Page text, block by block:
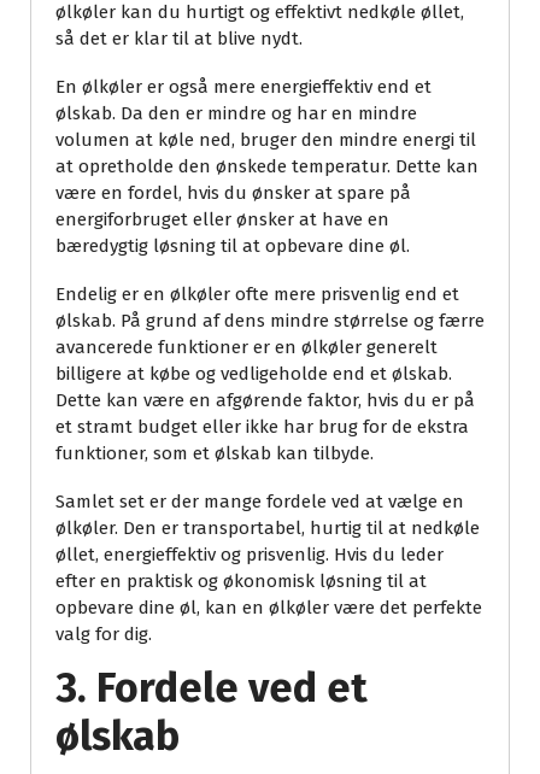
ølkøler kan du hurtigt og effektivt nedkøle øllet,
så det er klar til at blive nydt.
En ølkøler er også mere energieffektiv end et
ølskab. Da den er mindre og har en mindre
volumen at køle ned, bruger den mindre energi til
at opretholde den ønskede temperatur. Dette kan
være en fordel, hvis du ønsker at spare på
energiforbruget eller ønsker at have en
bæredygtig løsning til at opbevare dine øl.
Endelig er en ølkøler ofte mere prisvenlig end et
ølskab. På grund af dens mindre størrelse og færre
avancerede funktioner er en ølkøler generelt
billigere at købe og vedligeholde end et ølskab.
Dette kan være en afgørende faktor, hvis du er på
et stramt budget eller ikke har brug for de ekstra
funktioner, som et ølskab kan tilbyde.
Samlet set er der mange fordele ved at vælge en
ølkøler. Den er transportabel, hurtig til at nedkøle
øllet, energieffektiv og prisvenlig. Hvis du leder
efter en praktisk og økonomisk løsning til at
opbevare dine øl, kan en ølkøler være det perfekte
valg for dig.
3. Fordele ved et
ølskab